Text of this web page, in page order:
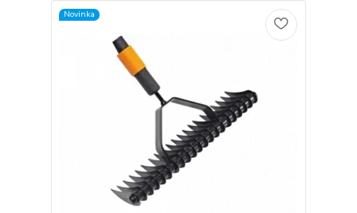
Novinka